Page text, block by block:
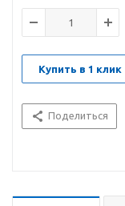
Купить в 1 клик
Поделиться